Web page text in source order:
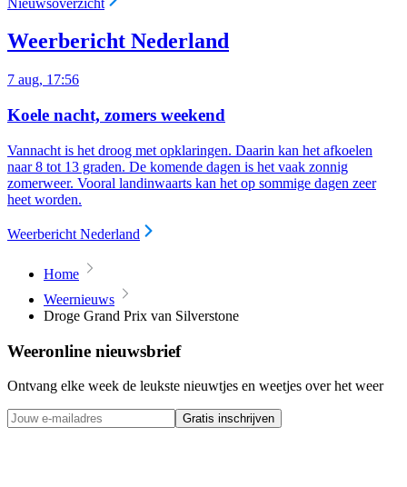
Weerbericht Nederland
7 aug, 17:56
Koele nacht, zomers weekend
Vannacht is het droog met opklaringen. Daarin kan het afkoelen
naar 8 tot 13 graden. De komende dagen is het vaak zonnig
zomerweer. Vooral landinwaarts kan het op sommige dagen zeer
heet worden.
Weerbericht Nederland
Home
Weernieuws
Droge Grand Prix van Silverstone
Weeronline nieuwsbrief
Ontvang elke week de leukste nieuwtjes en weetjes over het weer
Gratis inschrijven